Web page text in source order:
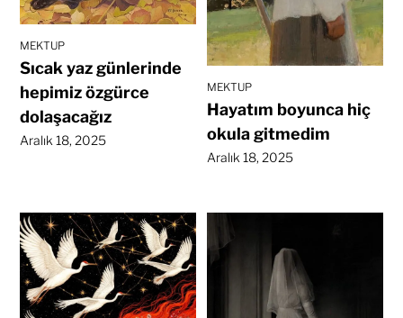
MEKTUP
Sıcak yaz günlerinde
hepimiz özgürce
dolaşacağız
Aralık 18, 2025
MEKTUP
Hayatım boyunca hiç
okula gitmedim
Aralık 18, 2025